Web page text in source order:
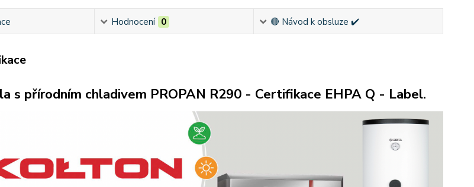
Hodnocení 0 🔴 Návod k obsluze ✔️
s přírodním chladivem PROPAN R290 - Certifikace EHPA Q - Label.